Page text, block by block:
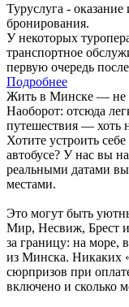
Туруслуга -
бронирования.
У некоторых
транспортное
первую очередь
Подробнее
Жить в Минске — не
Наоборот: отсюда
путешествия — хоть
Хотите устроить
автобусе? У нас вы
реальными датами
местами.
Это могут быть
Мир, Несвиж, Брест
за границу: на море,
из Минска. Никаких
сюрпризов при
включено и сколько